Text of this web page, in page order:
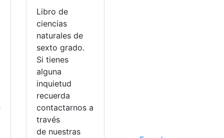
ministerio,Recomendaciones
Libro de
ciencias
naturales de
sexto grado.
Si tienes
alguna
inquietud
recuerda
contactarnos a
través
de nuestras